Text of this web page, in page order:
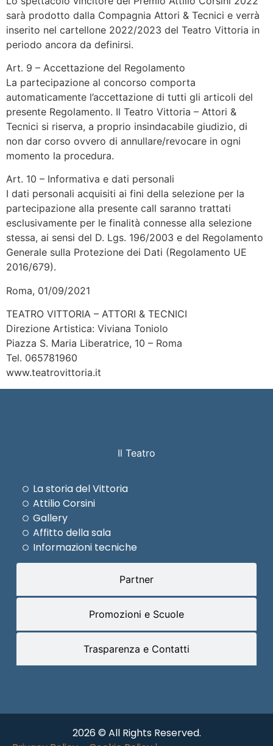
sarà prodotto dalla Compagnia Attori & Tecnici e verrà
inserito nel cartellone 2022/2023 del Teatro Vittoria in
periodo ancora da definirsi.
Art. 9 – Accettazione del Regolamento
La partecipazione al concorso comporta
automaticamente l’accettazione di tutti gli articoli del
presente Regolamento. Il Teatro Vittoria – Attori &
Tecnici si riserva, a proprio insindacabile giudizio, di
non dar corso ovvero di annullare/revocare in ogni
momento la procedura.
Art. 10 – Informativa e dati personali
I dati personali acquisiti ai fini della selezione per la
partecipazione alla presente call saranno trattati
esclusivamente per le finalità connesse alla selezione
stessa, ai sensi del D. Lgs. 196/2003 e del Regolamento
Generale sulla Protezione dei Dati (Regolamento UE
2016/679).
Roma, 01/09/2021
TEATRO VITTORIA – ATTORI & TECNICI
Direzione Artistica: Viviana Toniolo
Piazza S. Maria Liberatrice, 10 – Roma
Tel. 065781960
www.teatrovittoria.it
Il Teatro
Partner
Promozioni e Scuole
Trasparenza e Contatti
La storia del Vittoria
Attilio Corsini
Gallery
Affitto della sala
Informazioni tecniche
2026 © All Rights Reserved.